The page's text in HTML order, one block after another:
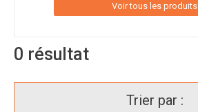
Voir tous les produits
0 résultat
Trier par :